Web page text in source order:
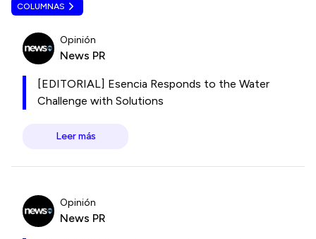
COLUMNAS
Opinión
News PR
[EDITORIAL] Esencia Responds to the Water
Challenge with Solutions
Leer más
Opinión
News PR